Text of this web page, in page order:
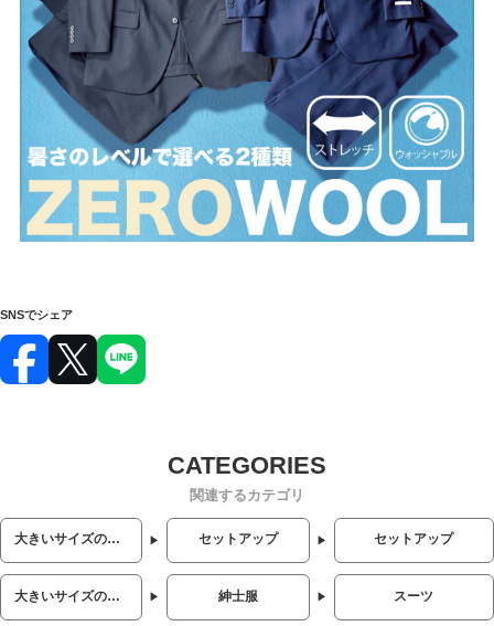
SNSでシェア
関連するカテゴリ
大きいサイズのメンズ服 セットアップ セットアップ
大きいサイズのメンズ服 紳士服 スーツ